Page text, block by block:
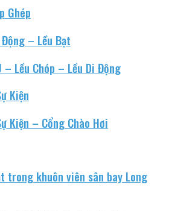
Ghép
– Lều Bạt
– Lều Chóp – Lều Di Động
Kiện
Kiện – Cổng Chào Hơi
trong khuôn viên sân bay Long